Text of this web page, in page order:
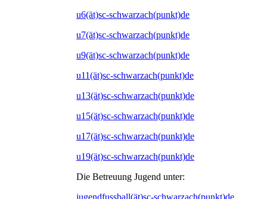
u6(ät)sc-schwarzach(punkt)de
u7(ät)sc-schwarzach(punkt)de
u9(ät)sc-schwarzach(punkt)de
u11(ät)sc-schwarzach(punkt)de
u13(ät)sc-schwarzach(punkt)de
u15(ät)sc-schwarzach(punkt)de
u17(ät)sc-schwarzach(punkt)de
u19(ät)sc-schwarzach(punkt)de
Die Betreuung Jugend unter:
jugendfussball(ät)sc-schwarzach(punkt)de